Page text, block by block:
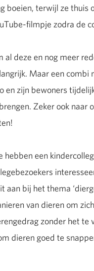
boeien, terwijl ze thuis
filmpje zodra de
al deze en nog meer
Maar een combi
en zijn bewoners
Zeker ook naar
hebben een
aan bij het thema
van dieren om
zonder het te
dieren goed te